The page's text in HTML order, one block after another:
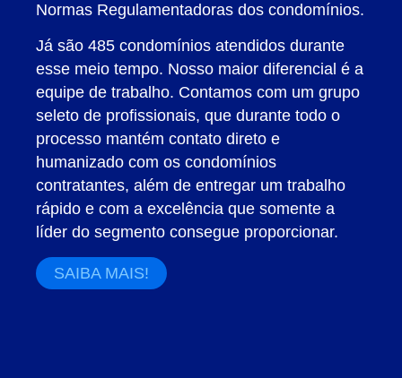
Normas Regulamentadoras dos condomínios.
Já são 485 condomínios atendidos durante
esse meio tempo. Nosso maior diferencial é a
equipe de trabalho. Contamos com um grupo
seleto de profissionais, que durante todo o
processo mantém contato direto e
humanizado com os condomínios
contratantes, além de entregar um trabalho
rápido e com a excelência que somente a
líder do segmento consegue proporcionar.
SAIBA MAIS!